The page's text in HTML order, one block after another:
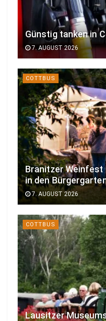
Günstig tanken in
7. AUGUST 2026
COTTBUS
Branitzer
in den
7. AUGUST 2026
COTTBUS
Lausitzer